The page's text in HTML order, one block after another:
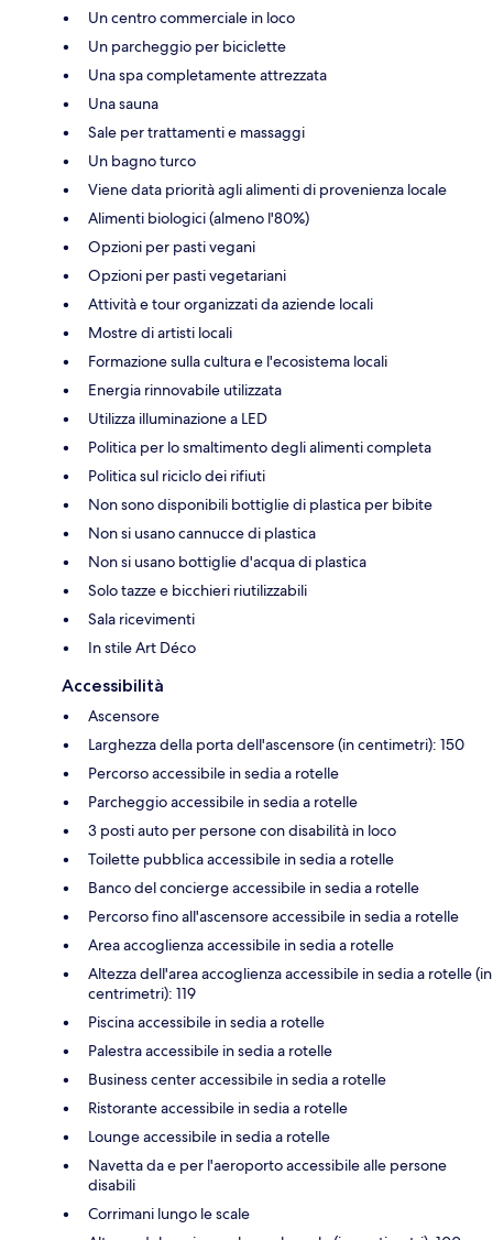
Un centro commerciale in loco
Un parcheggio per biciclette
Una spa completamente attrezzata
Una sauna
Sale per trattamenti e massaggi
Un bagno turco
Viene data priorità agli alimenti di provenienza locale
Alimenti biologici (almeno l'80%)
Opzioni per pasti vegani
Opzioni per pasti vegetariani
Attività e tour organizzati da aziende locali
Mostre di artisti locali
Formazione sulla cultura e l'ecosistema locali
Energia rinnovabile utilizzata
Utilizza illuminazione a LED
Politica per lo smaltimento degli alimenti completa
Politica sul riciclo dei rifiuti
Non sono disponibili bottiglie di plastica per bibite
Non si usano cannucce di plastica
Non si usano bottiglie d'acqua di plastica
Solo tazze e bicchieri riutilizzabili
Sala ricevimenti
In stile Art Déco
Accessibilità
Ascensore
Larghezza della porta dell'ascensore (in centimetri): 150
Percorso accessibile in sedia a rotelle
Parcheggio accessibile in sedia a rotelle
3 posti auto per persone con disabilità in loco
Toilette pubblica accessibile in sedia a rotelle
Banco del concierge accessibile in sedia a rotelle
Percorso fino all'ascensore accessibile in sedia a rotelle
Area accoglienza accessibile in sedia a rotelle
Altezza dell'area accoglienza accessibile in sedia a rotelle (in
centrimetri): 119
Piscina accessibile in sedia a rotelle
Palestra accessibile in sedia a rotelle
Business center accessibile in sedia a rotelle
Ristorante accessibile in sedia a rotelle
Lounge accessibile in sedia a rotelle
Navetta da e per l'aeroporto accessibile alle persone
disabili
Corrimani lungo le scale